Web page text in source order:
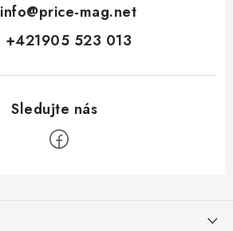
info@price-mag.net
+421905 523 013